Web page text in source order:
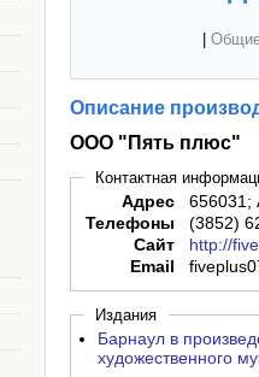
Описание
ООО "Пять плюс"
Контактная
Адрес
656031;
Телефоны
(3852)
Сайт
http://
Email
Издания
Барнаул в
художественного